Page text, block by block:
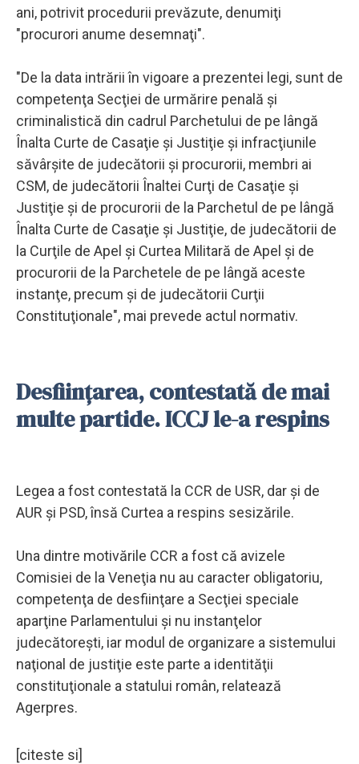
ani, potrivit procedurii prevăzute, denumiţi
"procurori anume desemnaţi".
"De la data intrării în vigoare a prezentei legi, sunt de
competenţa Secţiei de urmărire penală şi
criminalistică din cadrul Parchetului de pe lângă
Înalta Curte de Casaţie şi Justiţie şi infracţiunile
săvârşite de judecătorii şi procurorii, membri ai
CSM, de judecătorii Înaltei Curţi de Casaţie şi
Justiţie şi de procurorii de la Parchetul de pe lângă
Înalta Curte de Casaţie şi Justiţie, de judecătorii de
la Curţile de Apel şi Curtea Militară de Apel şi de
procurorii de la Parchetele de pe lângă aceste
instanţe, precum şi de judecătorii Curţii
Constituţionale", mai prevede actul normativ.
Desființarea, contestată de mai
multe partide. ICCJ le-a respins
Legea a fost contestată la CCR de USR, dar şi de
AUR şi PSD, însă Curtea a respins sesizările.
Una dintre motivările CCR a fost că avizele
Comisiei de la Veneţia nu au caracter obligatoriu,
competenţa de desfiinţare a Secţiei speciale
aparţine Parlamentului şi nu instanţelor
judecătoreşti, iar modul de organizare a sistemului
naţional de justiţie este parte a identităţii
constituţionale a statului român, relatează
Agerpres.
[citeste si]